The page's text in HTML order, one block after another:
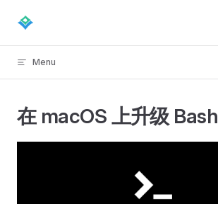
Skip to content
Menu
在 macOS 上升级 Bash